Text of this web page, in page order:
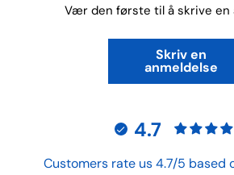
Vær den første til å skrive en
Skriv en
anmeldelse
4.7
Customers rate us 4.7/5 based